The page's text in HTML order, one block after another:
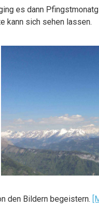
es dann
kann sich sehen lassen.
den Bildern begeistern.